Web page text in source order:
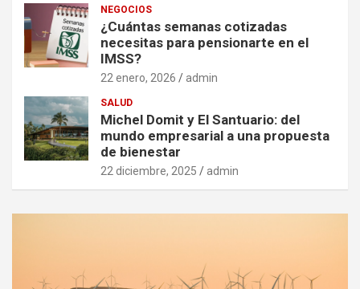
NEGOCIOS
¿Cuántas semanas cotizadas
necesitas para pensionarte en el
IMSS?
22 enero, 2026 admin
SALUD
Michel Domit y El Santuario: del
mundo empresarial a una propuesta
de bienestar
22 diciembre, 2025 admin